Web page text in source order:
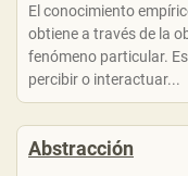
El conocimiento
obtiene a través de la
fenómeno particular.
percibir o interactuar...
Abstracción